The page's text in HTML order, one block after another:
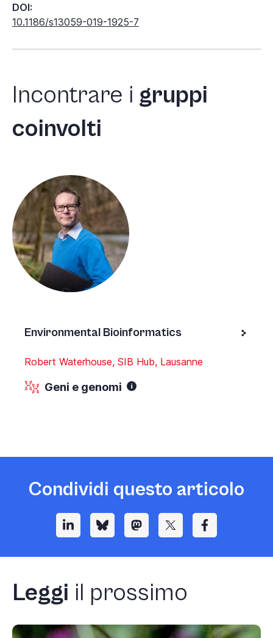
DOI:
10.1186/s13059-019-1925-7
Incontrare i gruppi
coinvolti
Environmental Bioinformatics
Robert Waterhouse, SIB Hub, Lausanne
Geni e genomi
Condividi questo articolo
Leggi il prossimo